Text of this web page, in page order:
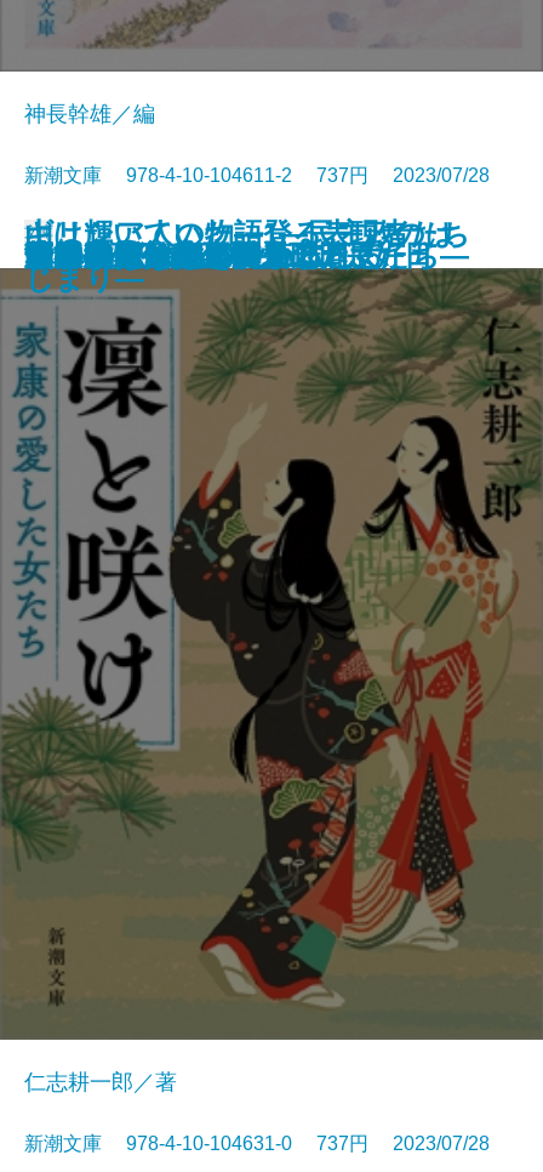
サキの忘れ物
沙林 偽りの王国〔上〕
沙林 偽りの王国〔下〕
舞姫
キリング・ヒル
ウナギが故郷に帰るとき
金春屋ゴメス 因果の刀
夏の約束、水の聲
母影
山は輝いていた―登る表現者たち
十三人の断章―
神長幹雄／編
新潮文庫 978-4-10-104611-2 737円 2023/07/28
文庫
凜と咲け―家康の愛した女たち―
仁志耕一郎／著
新潮文庫 978-4-10-104631-0 737円 2023/07/28
ギリシア人の物語1―民主政のは
じまり―
芽吹長屋仕合せ帖 日日是好日
湖の女たち
脳はみんな病んでいる
ひとすじの光を辿れ
すべてはエマのために
幽世の薬剤師4
とわの庭
この気持ちもいつか忘れる